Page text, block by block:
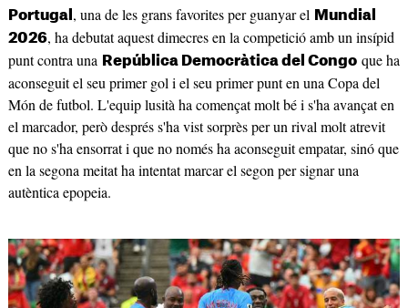
Portugal , una de les grans favorites per guanyar el Mundial
2026, ha debutat aquest dimecres en la competició amb un insípid
punt contra una República Democràtica del Congoque ha
aconseguit el seu primer gol i el seu primer punt en una Copa del
Món de futbol. L'equip lusità ha començat molt bé i s'ha avançat en
el marcador, però després s'ha vist sorprès per un rival molt atrevit
que no s'ha ensorrat i que no només ha aconseguit empatar, sinó que
en la segona meitat ha intentat marcar el segon per signar una
autèntica epopeia.